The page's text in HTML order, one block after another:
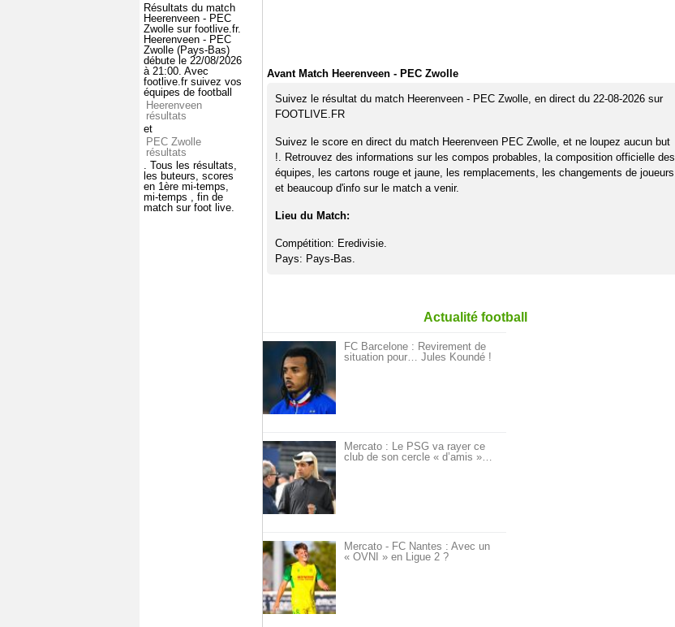
Résultats du match
Heerenveen - PEC
Zwolle sur footlive.fr.
Heerenveen - PEC
Zwolle (Pays-Bas)
débute le 22/08/2026
à 21:00. Avec
footlive.fr suivez vos
équipes de football
Heerenveen
résultats
et
PEC Zwolle
résultats
. Tous les résultats,
les buteurs, scores
en 1ère mi-temps,
mi-temps , fin de
match sur foot live.
Avant Match Heerenveen - PEC Zwolle
Suivez le résultat du match Heerenveen - PEC Zwolle, en direct du 22-08-2026 sur
FOOTLIVE.FR
Suivez le score en direct du match Heerenveen PEC Zwolle, et ne loupez aucun but
!. Retrouvez des informations sur les compos probables, la composition officielle des
équipes, les cartons rouge et jaune, les remplacements, les changements de joueurs
et beaucoup d'info sur le match a venir.
Lieu du Match:
Compétition: Eredivisie.
Pays: Pays-Bas.
Actualité football
FC Barcelone : Revirement de
situation pour… Jules Koundé !
Mercato : Le PSG va rayer ce
club de son cercle « d’amis »…
Mercato - FC Nantes : Avec un
« OVNI » en Ligue 2 ?